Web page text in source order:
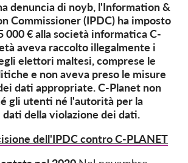
Rapporti annuali
FAQs
Lavora con noi
Azioni rappresentative
OnionShare
Media
Contatti
denuncia di noyb, l'Information &
Commissioner (IPDC) ha imposto
000 € alla società informatica C-
aveva raccolto illegalmente i
elettori maltesi, comprese le
e non aveva preso le misure
dati appropriate. C-Planet non
gli utenti né l'autorità per la
della violazione dei dati.
dell'IPDC contro C-PLANET